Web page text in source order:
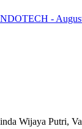
-
Wijaya Putri,